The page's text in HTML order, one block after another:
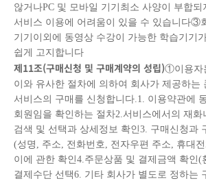
않거나PC 및 모바일 기기최소 사양이 부합
서비스 이용에 어려움이 있을 수 있습니다③
기기이외에 동영상 수강이 가능한 학습기기
쉽게 고지합니다
제11조(구매신청 및 구매계약의 성립)①이용자
이와 유사한 절차에 의하여 회사가 제공하는
서비스의 구매를 신청합니다.1. 이용약관에
회원임을 확인하는 절차2.서비스에서의 재화
검색 및 선택과 상세정보 확인3. 구매신청과
(성명, 주소, 전화번호, 전자우편 주소, 휴대
이에 관한 확인4.주문상품 및 결제금액 확인(
결제수단 선택6. 기타 회사가 별도로 정하는